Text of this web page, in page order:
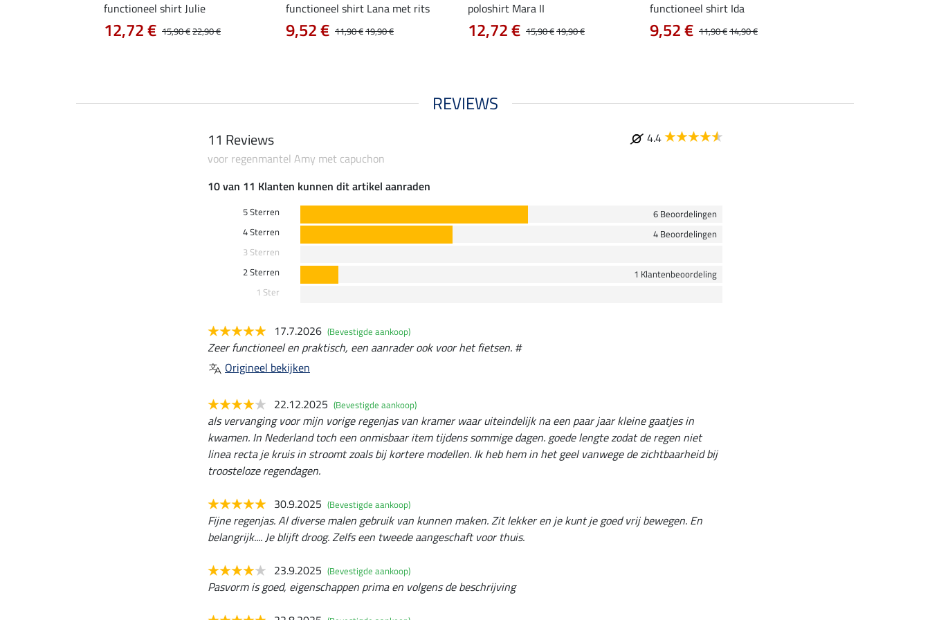
functioneel shirt Julie
15,90 €22,90 €
12,72 €
functioneel shirt Lana met rits
11,90 €19,90 €
9,52 €
poloshirt Mara II
15,90 €19,90 €
12,72 €
functioneel shirt Ida
11,90 €14,90 €
9,52 €
REVIEWS
11 Reviews
4.4
voor regenmantel Amy met capuchon
10 van 11 Klanten kunnen dit artikel aanraden
5 Sterren
6 Beoordelingen
4 Sterren
4 Beoordelingen
3 Sterren
2 Sterren
1 Klantenbeoordeling
1 Ster
17.7.2026 (Bevestigde aankoop)
Zeer functioneel en praktisch, een aanrader ook voor het fietsen. #
Origineel bekijken
22.12.2025 (Bevestigde aankoop)
als vervanging voor mijn vorige regenjas van kramer waar uiteindelijk na een paar jaar kleine gaatjes in
kwamen. In Nederland toch een onmisbaar item tijdens sommige dagen. goede lengte zodat de regen niet
linea recta je kruis in stroomt zoals bij kortere modellen. Ik heb hem in het geel vanwege de zichtbaarheid bij
troosteloze regendagen.
30.9.2025 (Bevestigde aankoop)
Fijne regenjas. Al diverse malen gebruik van kunnen maken. Zit lekker en je kunt je goed vrij bewegen. En
belangrijk.... Je blijft droog. Zelfs een tweede aangeschaft voor thuis.
23.9.2025 (Bevestigde aankoop)
Pasvorm is goed, eigenschappen prima en volgens de beschrijving